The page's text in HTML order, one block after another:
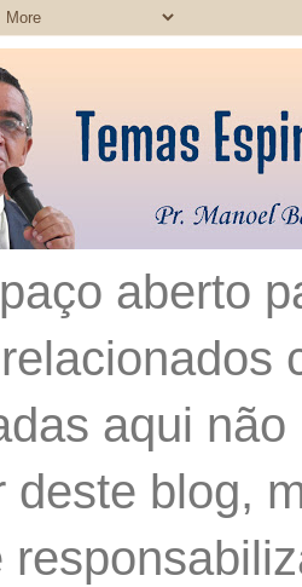
aberto
aqui
deste blog,